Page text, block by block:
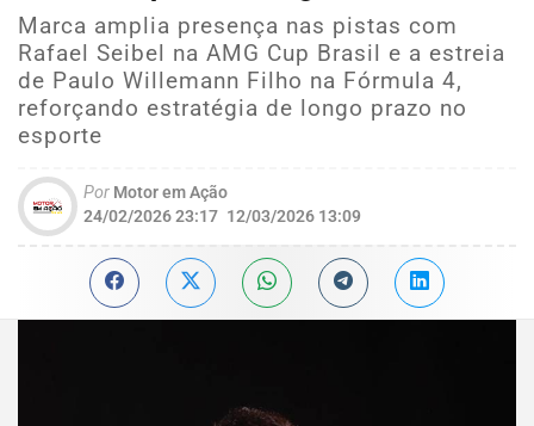
Marca amplia presença nas pistas com
Rafael Seibel na AMG Cup Brasil e a estreia
de Paulo Willemann Filho na Fórmula 4,
reforçando estratégia de longo prazo no
esporte
Por Motor em Ação
24/02/2026 23:17 12/03/2026 13:09